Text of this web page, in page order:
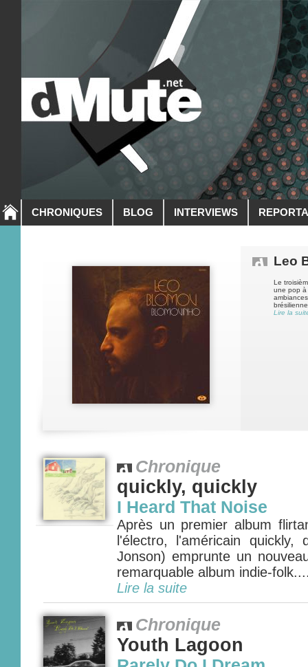
CHRONIQUES BLOG INTERVIEWS
Leo
Le
une pop à
Lire la
Chronique
quickly, quickly
I Heard That Noise
Après un premier album
l'électro, l'américain quickly,
Jonson) emprunte un
remarquable album indie-
Lire la suite
Chronique
Youth Lagoon